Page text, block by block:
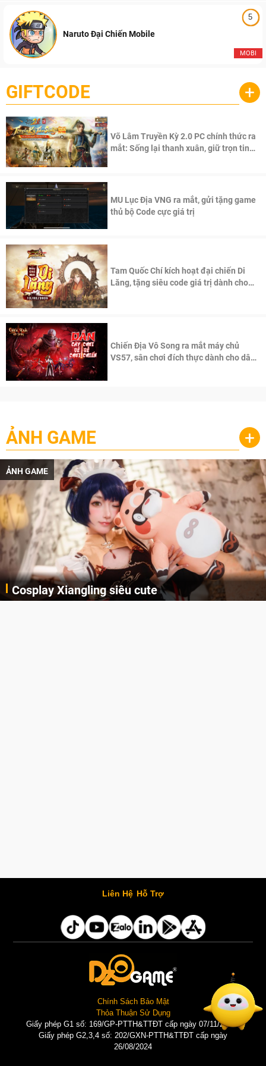
5
MOBI
Naruto Đại Chiến Mobile
GIFTCODE +
Võ Lâm Truyền Kỳ 2.0 PC chính thức ra
mắt: Sống lại thanh xuân, giữ trọn tinh
MU Lục Địa VNG ra mắt, gửi tặng game
thủ bộ Code cực giá trị
Tam Quốc Chí kích hoạt đại chiến Di
Lăng, tặng siêu code giá trị dành cho
Chiến Địa Vô Song ra mắt máy chủ
VS57, sân chơi đích thực dành cho dân
ẢNH GAME +
ẢNH GAME
Lala Croft vừa nóng vừa xinh dưới nét vẽ của
AI
Liên Hệ Hỗ Trợ
Chính Sách Bảo Mật
Thỏa Thuận Sử Dụng
Giấy phép G1 số: 169/GP-PTTH&TTĐT cấp ngày 07/11/2025 |
Giấy phép G2,3,4 số: 202/GXN-PTTH&TTĐT cấp ngày
26/08/2024